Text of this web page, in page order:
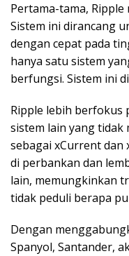
Pertama-tama,
Sistem ini dirancang
dengan cepat pada
hanya satu sistem
berfungsi. Sistem ini
Ripple lebih berfokus
sistem lain yang tidak
sebagai xCurrent dan
di perbankan dan
lain, memungkinkan
tidak peduli berapa
Dengan
Spanyol, Santander,